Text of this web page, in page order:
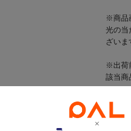
※商品
光の当
ざいま
※出荷
該当商
※当店
在庫
在庫